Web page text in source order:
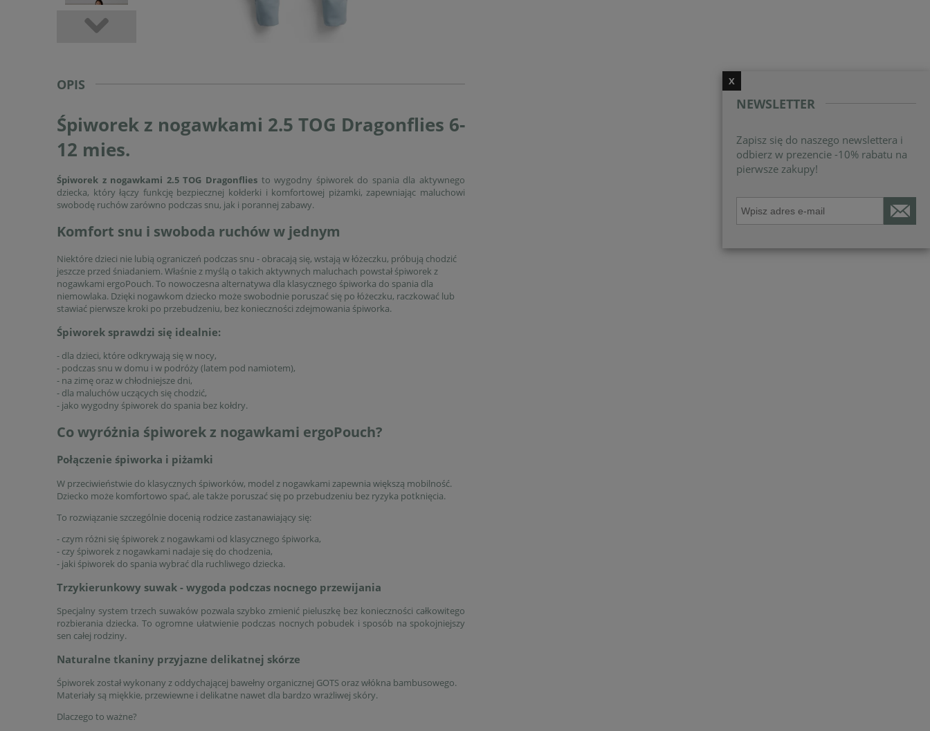
OPIS
Śpiworek z nogawkami 2.5 TOG Dragonflies 6-
12 mies.
Śpiworek z nogawkami 2.5 TOG Dragonfliesto wygodny śpiworek do spania dla aktywnego
dziecka, który łączy funkcję bezpiecznej kołderki i komfortowej piżamki, zapewniając maluchowi
swobodę ruchów zarówno podczas snu, jak i porannej zabawy.
Komfort snu i swoboda ruchów w jednym
Niektóre dzieci nie lubią ograniczeń podczas snu - obracają się, wstają w łóżeczku, próbują chodzić
jeszcze przed śniadaniem. Właśnie z myślą o takich aktywnych maluchach powstał śpiworek z
nogawkami ergoPouch. To nowoczesna alternatywa dla klasycznego śpiworka do spania dla
niemowlaka. Dzięki nogawkom dziecko może swobodnie poruszać się po łóżeczku, raczkować lub
stawiać pierwsze kroki po przebudzeniu, bez konieczności zdejmowania śpiworka.
Śpiworek sprawdzi się idealnie:
- dla dzieci, które odkrywają się w nocy,
- podczas snu w domu i w podróży (latem pod namiotem),
- na zimę oraz w chłodniejsze dni,
- dla maluchów uczących się chodzić,
- jako wygodny śpiworek do spania bez kołdry.
Co wyróżnia śpiworek z nogawkami ergoPouch?
Połączenie śpiworka i piżamki
W przeciwieństwie do klasycznych śpiworków, model z nogawkami zapewnia większą mobilność.
Dziecko może komfortowo spać, ale także poruszać się po przebudzeniu bez ryzyka potknięcia.
To rozwiązanie szczególnie docenią rodzice zastanawiający się:
- czym różni się śpiworek z nogawkami od klasycznego śpiworka,
- czy śpiworek z nogawkami nadaje się do chodzenia,
- jaki śpiworek do spania wybrać dla ruchliwego dziecka.
Trzykierunkowy suwak - wygoda podczas nocnego przewijania
Specjalny system trzech suwaków pozwala szybko zmienić pieluszkę bez konieczności całkowitego
rozbierania dziecka. To ogromne ułatwienie podczas nocnych pobudek i sposób na spokojniejszy
sen całej rodziny.
Naturalne tkaniny przyjazne delikatnej skórze
Śpiworek został wykonany z oddychającej bawełny organicznej GOTS oraz włókna bambusowego.
Materiały są miękkie, przewiewne i delikatne nawet dla bardzo wrażliwej skóry.
Dlaczego to ważne?
NEWSLETTER
Zapisz się do naszego newslettera i
odbierz w prezencie -10% rabatu na
pierwsze zakupy!
X